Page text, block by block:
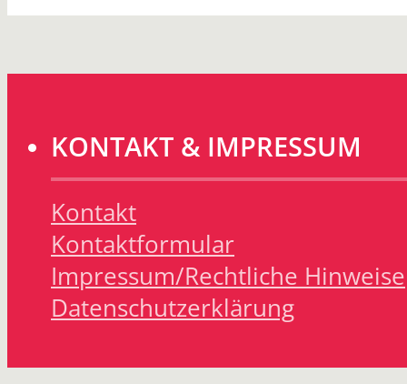
KONTAKT & IMPRESSUM
Kontakt
Kontaktformular
Impressum/Rechtliche Hinweise
Datenschutzerklärung